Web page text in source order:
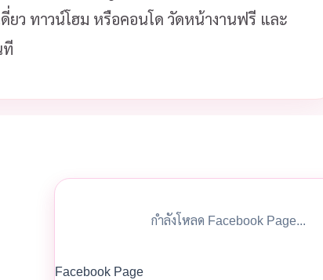
ยว ทาวน์โฮม หรือคอนโด วัดหน้างานฟรี และ
ที
กำลังโหลด Facebook Page...
Facebook Page